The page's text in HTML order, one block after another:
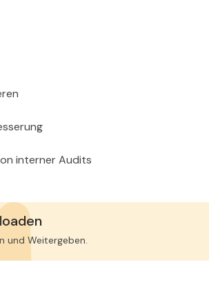
interner Audits
und Weitergeben.